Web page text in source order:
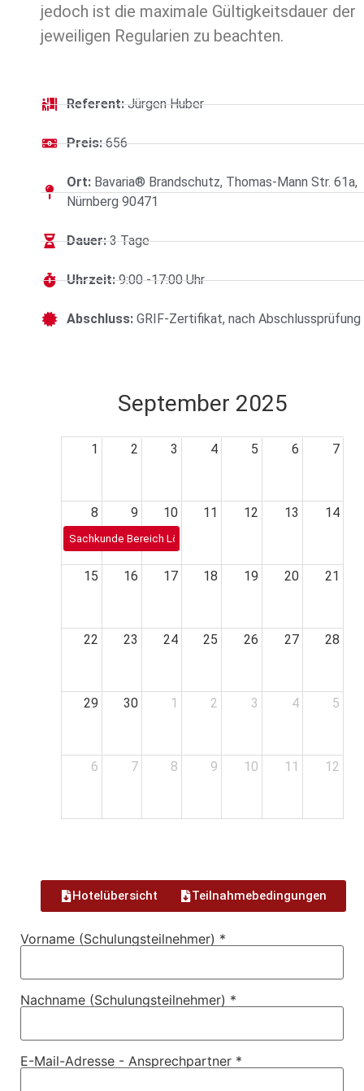
jedoch ist die maximale Gültigkeitsdauer der
jeweiligen Regularien zu beachten.
Referent:Jürgen Huber
Preis:656
Ort: Bavaria® Brandschutz, Thomas-Mann Str. 61a,
Nürnberg 90471
Dauer:3 Tage
Uhrzeit:9:00 -17:00 Uhr
Abschluss: GRIF-Zertifikat, nach Abschlussprüfung
September 2025
1 2 3 4 5 6 7
8
Sachkunde Bereich Löschwassertechnik 2025
9 10 11 12 13 14
15 16 17 18 19 20 21
22 23 24 25 26 27 28
29 30 1 2 3 4 5
6 7 8 9 10 11 12
Hotelübersicht Teilnahmebedingungen
Vorname (Schulungsteilnehmer) *
Nachname (Schulungsteilnehmer) *
E-Mail-Adresse - Ansprechpartner *